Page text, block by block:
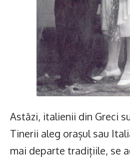
Astăzi, italienii din Greci
Tinerii aleg orașul sau
mai departe tradițiile, se